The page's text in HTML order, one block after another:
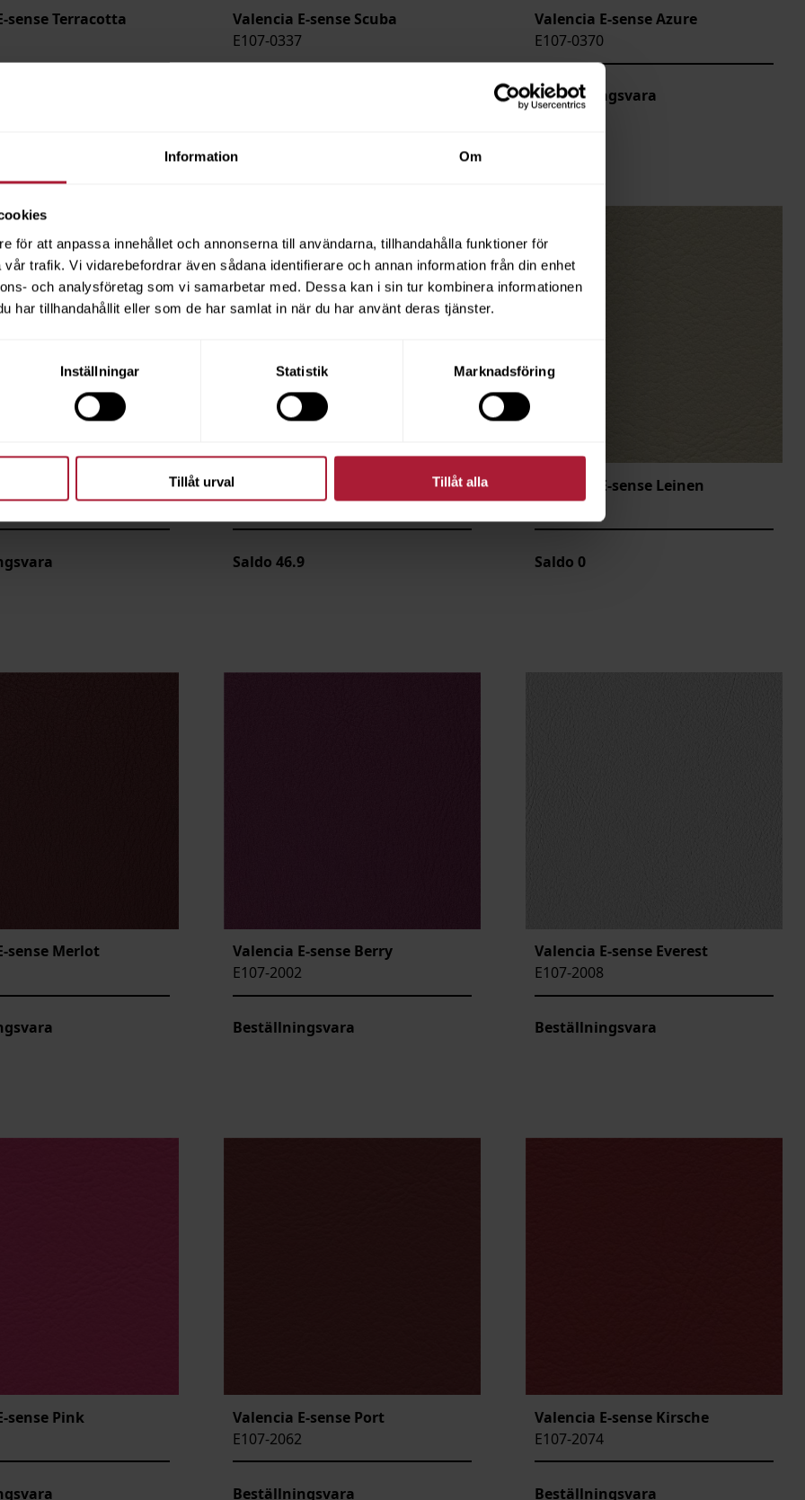
Information Om
för att anpassa innehållet och annonserna till användarna, tillhandahålla funktioner för
trafik. Vi vidarebefordrar även sådana identifierare och annan information från din enhet
och analysföretag som vi samarbetar med. Dessa kan i sin tur kombinera informationen
har tillhandahållit eller som de har samlat in när du har använt deras tjänster.
Inställningar Statistik Marknadsföring
Tillåt urval Tillåt alla
sense Terracotta
Valencia E-sense Scuba
E107-0337
Valencia E-sense Azure
E107-0370
Beställningsvara
sense Ivory
Valencia E-sense Sisal
E107-1048
Saldo 46.9
Valencia E-sense Leinen
E107-1049
Saldo 0
sense Merlot
Valencia E-sense Berry
E107-2002
Beställningsvara
Valencia E-sense Everest
E107-2008
Beställningsvara
sense Pink
Valencia E-sense Port
E107-2062
Beställningsvara
Valencia E-sense Kirsche
E107-2074
Beställningsvara